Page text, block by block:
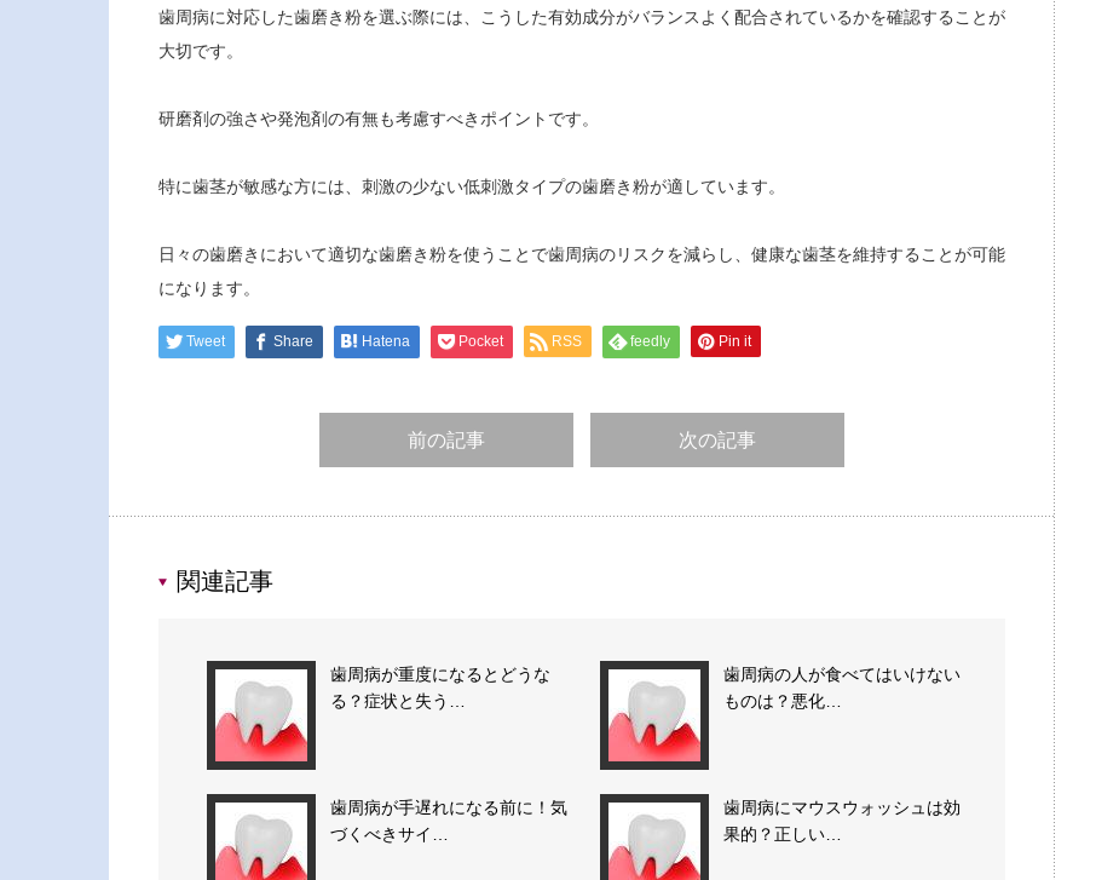
歯周病に対応した歯磨き粉を選ぶ際には、こうした有効成分がバランスよく配合されているかを確認することが
大切です。
研磨剤の強さや発泡剤の有無も考慮すべきポイントです。
特に歯茎が敏感な方には、刺激の少ない低刺激タイプの歯磨き粉が適しています。
日々の歯磨きにおいて適切な歯磨き粉を使うことで歯周病のリスクを減らし、健康な歯茎を維持することが可能
になります。
Tweet Share Hatena Pocket RSS feedly Pin it
前の記事 次の記事
関連記事
歯周病が重度になるとどうな
る？症状と失う…
歯周病の人が食べてはいけない
ものは？悪化…
歯周病が手遅れになる前に！気
づくべきサイ…
歯周病にマウスウォッシュは効
果的？正しい…